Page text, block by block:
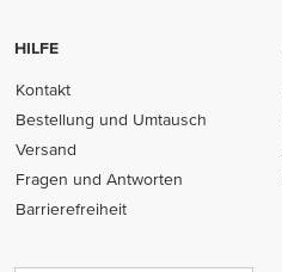
HILFE
Kontakt
Bestellung und Umtausch
Versand
Fragen und Antworten
Barrierefreiheit